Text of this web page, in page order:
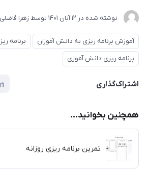
نوشته شده در 12 آبان 1401 توسط زهرا فاضلی
آموزش برنامه ریزی به دانش آموزان
برنامه
برنامه ریزی دانش آموزی
اشتراک‌گذاری
همچنین بخوانید...
تمرین برنامه ریزی روزانه